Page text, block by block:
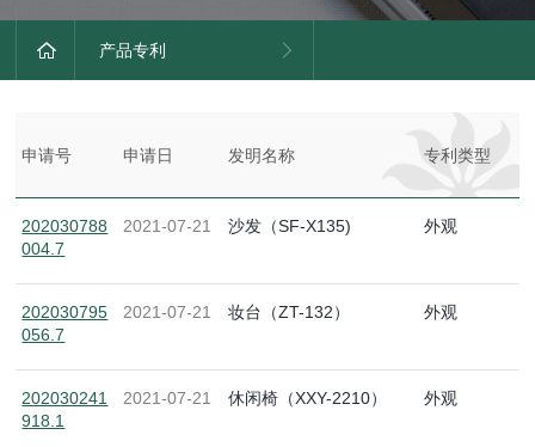
产品专利
申请号 申请日 发明名称 专利类型
202030788
004.7
2021-07-21 沙发（SF-X135) 外观
202030795
056.7
2021-07-21 妆台（ZT-132） 外观
202030241
918.1
2021-07-21 休闲椅（XXY-2210） 外观